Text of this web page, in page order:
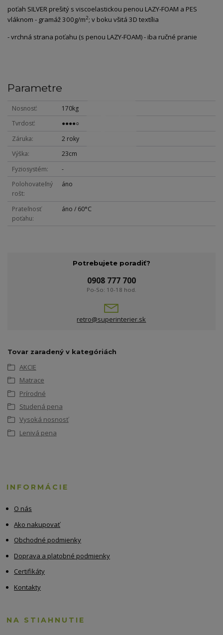
poťah SILVER prešitý s viscoelastickou penou LAZY-FOAM a PES
vláknom - gramáž 300g/m2; v boku všitá 3D textília
- vrchná strana poťahu (s penou LAZY-FOAM) - iba ručné pranie
Parametre
Nosnosť
170kg
Tvrdosť
●●●●○
Záruka
2 roky
Výška
23cm
Fyziosystém
-
Polohovateľný
rošt
áno
Prateľnosť
poťahu
áno / 60°C
Potrebujete poradiť?
0908 777 700
Po-So: 10-18 hod.
retro@superinterier.sk
Tovar zaradený v kategóriách
AKCIE
Matrace
Prírodné
Studená pena
Vysoká nosnosť
Lenivá pena
INFORMÁCIE
O nás
Ako nakupovať
Obchodné podmienky
Doprava a platobné podmienky
Certifikáty
Kontakty
NA STIAHNUTIE